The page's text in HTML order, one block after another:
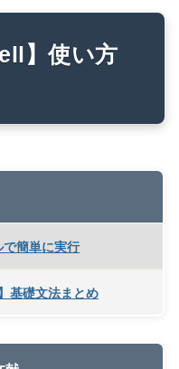
】使い方
簡単に実行
基礎文法まとめ